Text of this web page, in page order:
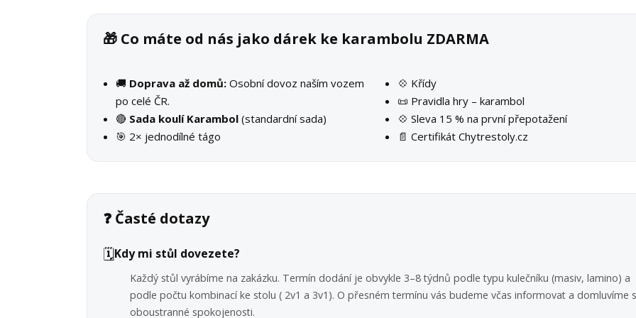
🎁 Co máte od nás jako dárek ke karambolu ZDARMA
🚚 Doprava až domů: Osobní dovoz naším vozem
po celé ČR.
🔴 Sada koulí Karambol (standardní sada)
🎯 2× jednodílné tágo
💠 Křídy
📜 Pravidla hry – karambol
💠 Sleva 15 % na první přepotažení
📄 Certifikát Chytrestoly.cz
❓ Časté dotazy
🗓️Kdy mi stůl dovezete?
Každý stůl vyrábíme na zakázku. Termín dodání je obvykle 3–8 týdnů podle typu kulečníku (masiv, lamino) a
podle počtu kombinací ke stolu ( 2v1 a 3v1). O přesném termínu vás budeme včas informovat a domluvíme
oboustranné spokojenosti.